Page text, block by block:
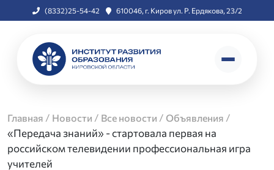
(8332)25-54-42 610046, г. Киров ул. Р. Ердякова, 23/2
Главная / Новости / Все новости / Объявления /
«Передача знаний» - стартовала первая на
российском телевидении профессиональная игра
учителей